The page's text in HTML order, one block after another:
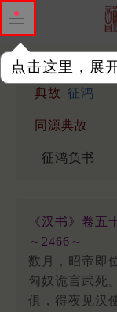
点击这里，展
典故 征鸿
同源典故
征鸿负书
《汉书》卷五
～2466～
数月，昭帝即
匈奴诡言武死
俱，得夜见汉